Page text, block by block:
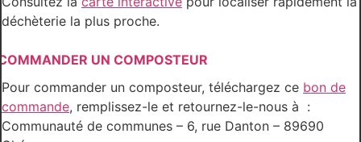
déchèterie la plus proche.
UN COMPOSTEUR
Pour commander un composteur, téléchargez ce bon de
commande, remplissez-le et retournez-le-nous à :
Communauté de communes – 6, rue Danton – 89690